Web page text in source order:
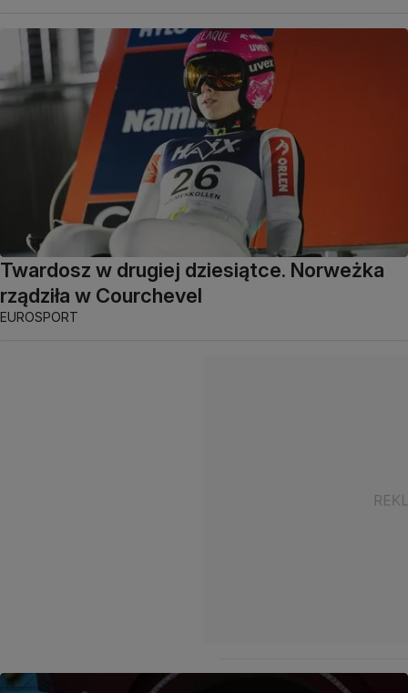
Twardosz w drugiej dziesiątce. Norweżka
rządziła w Courchevel
EUROSPORT